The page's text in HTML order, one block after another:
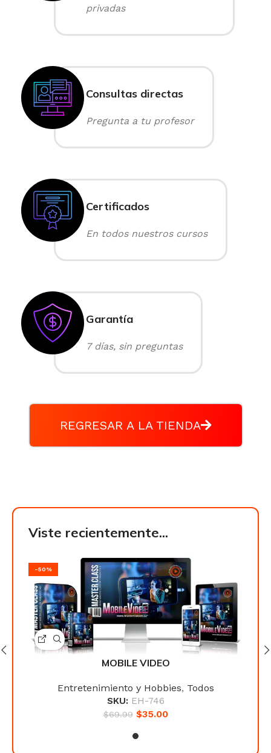
privadas
Consultas directas
Pregunta a tu profesor
Certificados
En todos nuestros cursos
Garantía
7 días, sin preguntas
REGRESAR A LA TIENDA
Viste recientemente...
-50%
MOBILE VIDEO
Entretenimiento y Hobbies, Todos
SKU: EH-746
$69.99 $35.00